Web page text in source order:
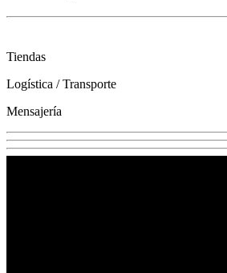
Tiendas
Logística / Transporte
Mensajería